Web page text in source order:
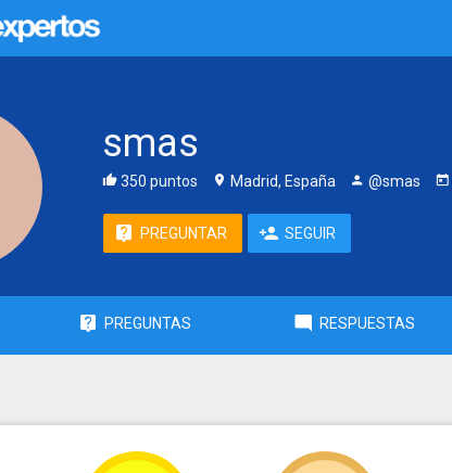
smas
350 puntos Madrid, España @smas
PREGUNTAR SEGUIR
PREGUNTAS RESPUESTAS